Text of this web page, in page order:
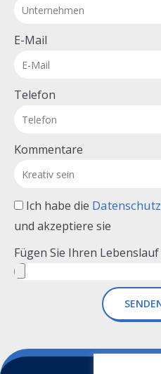
E-Mail
Telefon
Kommentare
Ich habe die
und akzeptiere sie
Fügen Sie Ihren